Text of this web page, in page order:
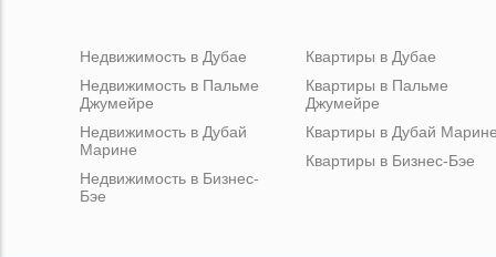
Недвижимость в Дубае
Недвижимость в Пальме
Джумейре
Недвижимость в Дубай
Марине
Недвижимость в Бизнес-
Бэе
Квартиры в Дубае
Квартиры в Пальме
Джумейре
Квартиры в Дубай
Квартиры в Бизнес-Бэе